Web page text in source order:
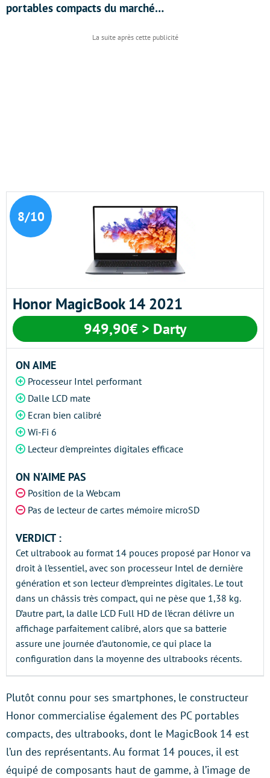
portables compacts du marché…
8/10
Honor MagicBook 14 2021
949,90€ > Darty
ON AIME
Processeur Intel performant
Dalle LCD mate
Ecran bien calibré
Wi-Fi 6
Lecteur d'empreintes digitales efficace
ON N’AIME PAS
Position de la Webcam
Pas de lecteur de cartes mémoire microSD
VERDICT :
Cet ultrabook au format 14 pouces proposé par Honor va
droit à l’essentiel, avec son processeur Intel de dernière
génération et son lecteur d’empreintes digitales. Le tout
dans un châssis très compact, qui ne pèse que 1,38 kg.
D’autre part, la dalle LCD Full HD de l’écran délivre un
affichage parfaitement calibré, alors que sa batterie
assure une journée d’autonomie, ce qui place la
configuration dans la moyenne des ultrabooks récents.
Plutôt connu pour ses smartphones, le constructeur
Honor commercialise également des PC portables
compacts, des ultrabooks, dont le MagicBook 14 est
l’un des représentants. Au format 14 pouces, il est
équipé de composants haut de gamme, à l’image de